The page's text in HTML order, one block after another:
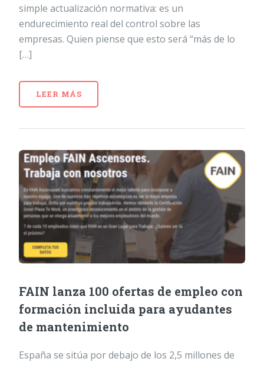
simple actualización normativa: es un
endurecimiento real del control sobre las
empresas. Quien piense que esto será “más de lo
[…]
LEER MÁS
FAIN lanza 100 ofertas de empleo con
formación incluida para ayudantes
de mantenimiento
España se sitúa por debajo de los 2,5 millones de